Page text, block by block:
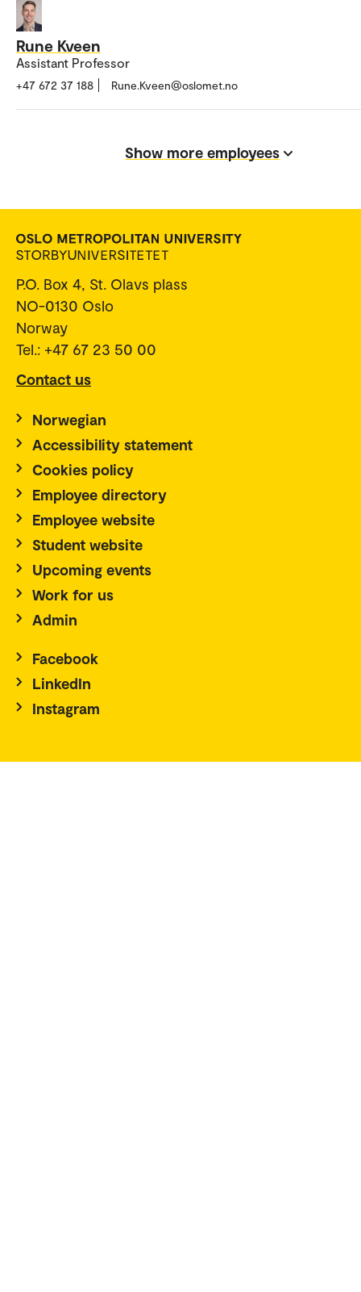
Rune Kveen
Assistant Professor
+47 672 37 188 Rune.Kveen@oslomet.no
Show more employees
P.O. Box 4, St. Olavs plass
NO-0130 Oslo
Norway
Tel.: +47 67 23 50 00
Contact us
Norwegian
Accessibility statement
Cookies policy
Employee directory
Employee website
Student website
Upcoming events
Work for us
Admin
Facebook
LinkedIn
Instagram